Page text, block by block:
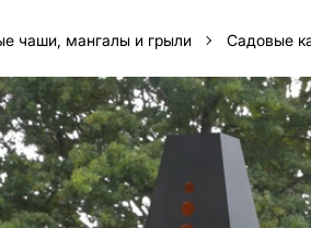
чаши, мангалы и грыли Садовые